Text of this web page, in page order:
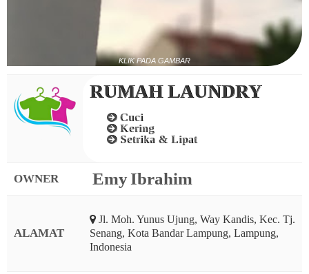
KLIK PADA GAMBAR
RUMAH LAUNDRY
Cuci
Kering
Setrika & Lipat
OWNER Emy Ibrahim
ALAMAT
Jl. Moh. Yunus Ujung, Way Kandis, Kec. Tj.
Senang, Kota Bandar Lampung, Lampung,
Indonesia